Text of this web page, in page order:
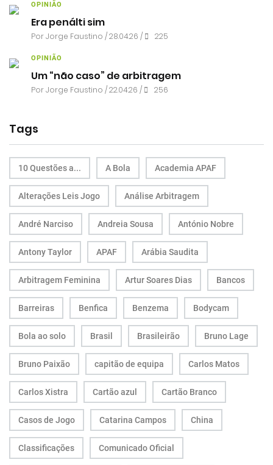
OPINIÃO
Era penálti sim
PorJorge Faustino / 28.04.26 / 225
OPINIÃO
Um “não caso” de arbitragem
PorJorge Faustino / 22.04.26 / 256
Tags
10 Questões a... A Bola Academia APAF
Alterações Leis Jogo Análise Arbitragem
André Narciso Andreia Sousa António Nobre
Antony Taylor APAF Arábia Saudita
Arbitragem Feminina Artur Soares Dias Bancos
Barreiras Benfica Benzema Bodycam
Bola ao solo Brasil Brasileirão Bruno Lage
Bruno Paixão capitão de equipa Carlos Matos
Carlos Xistra Cartão azul Cartão Branco
Casos de Jogo Catarina Campos China
Classificações Comunicado Oficial